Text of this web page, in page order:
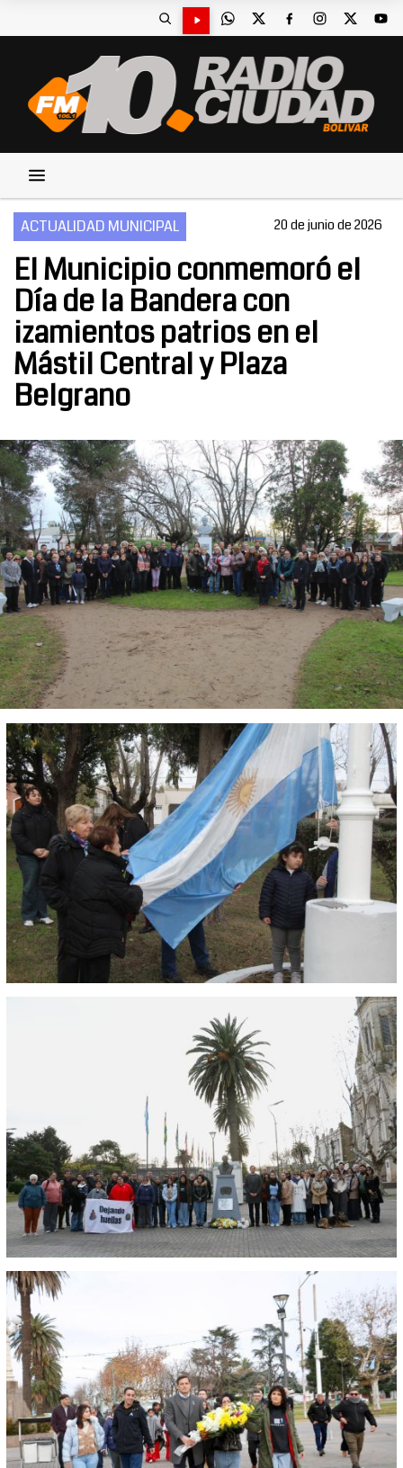
ACTUALIDAD MUNICIPAL 20 de junio de 2026
El Municipio conmemoró el
Día de la Bandera con
izamientos patrios en el
Mástil Central y Plaza
Belgrano